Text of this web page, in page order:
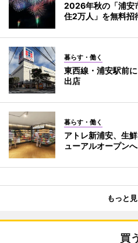
2026年秋の「浦安
住2万人」を無料招
暮らす・働く
東西線・浦安駅前
出店
暮らす・働く
アトレ新浦安、生
ューアルオープンへ
もっと
買う